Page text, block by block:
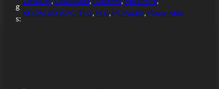
g
s:
MX25L8005PC-15G P01 PCWARE, Placa-Mãe